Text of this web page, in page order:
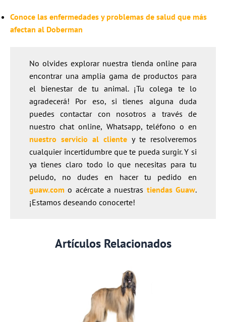
Conoce las enfermedades y problemas de salud que más
afectan al Doberman
No olvides explorar nuestra tienda online para
encontrar una amplia gama de productos para
el bienestar de tu animal. ¡Tu colega te lo
agradecerá! Por eso, si tienes alguna duda
puedes contactar con nosotros a través de
nuestro chat online, Whatsapp, teléfono o en
nuestro servicio al cliente y te resolveremos
cualquier incertidumbre que te pueda surgir. Y si
ya tienes claro todo lo que necesitas para tu
peludo, no dudes en hacer tu pedido en
guaw.com o acércate a nuestras tiendas Guaw.
¡Estamos deseando conocerte!
Artículos Relacionados